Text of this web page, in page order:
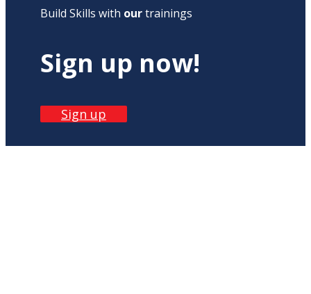
Build Skills with ourtrainings
Sign up now!
Sign up